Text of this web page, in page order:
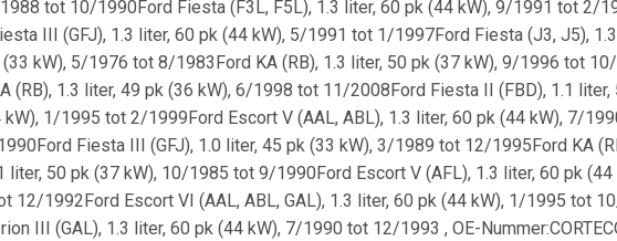
tot 10/1990Ford Fiesta (F3L, F5L), 1.3 liter, 60 pk (44 kW), 9/1991 tot 2/
III (GFJ), 1.3 liter, 60 pk (44 kW), 5/1991 tot 1/1997Ford Fiesta (J3, J5),
kW), 5/1976 tot 8/1983Ford KA (RB), 1.3 liter, 50 pk (37 kW), 9/1996 tot
(RB), 1.3 liter, 49 pk (36 kW), 6/1998 tot 11/2008Ford Fiesta II (FBD), 1.1
kW), 1/1995 tot 2/1999Ford Escort V (AAL, ABL), 1.3 liter, 60 pk (44 kW), 7/
Fiesta III (GFJ), 1.0 liter, 45 pk (33 kW), 3/1989 tot 12/1995Ford KA
liter, 50 pk (37 kW), 10/1985 tot 9/1990Ford Escort V (AFL), 1.3 liter, 60 pk
12/1992Ford Escort VI (AAL, ABL, GAL), 1.3 liter, 60 pk (44 kW), 1/1995 tot
III (GAL), 1.3 liter, 60 pk (44 kW), 7/1990 tot 12/1993 , OE-